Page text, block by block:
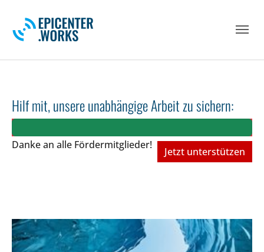
Hilf mit, unsere unabhängige Arbeit zu sichern:
Danke an alle Fördermitglieder!
Jetzt unterstützen